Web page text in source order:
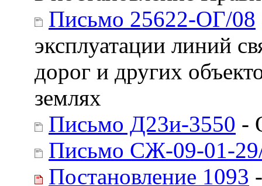
Письмо 25622-ОГ/08
эксплуатации линий
дорог и других
землях
Письмо Д23и-3550 -
Письмо СЖ-09-01-
Постановление 1093